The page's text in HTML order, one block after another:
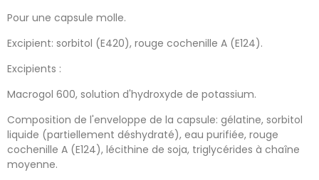
Pour une capsule molle.
Excipient: sorbitol (E420), rouge cochenille A (E124).
Excipients :
Macrogol 600, solution d'hydroxyde de potassium.
Composition de l'enveloppe de la capsule: gélatine, sorbitol
liquide (partiellement déshydraté), eau purifiée, rouge
cochenille A (E124), lécithine de soja, triglycérides à chaîne
moyenne.